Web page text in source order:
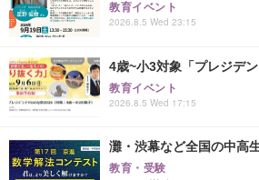
教育イベント
2026.8.5 Wed 23:15
4歳~小3対象「プレジデ
教育イベント
2026.8.5 Wed 17:15
灘・渋幕など全国の中高
教育・受験